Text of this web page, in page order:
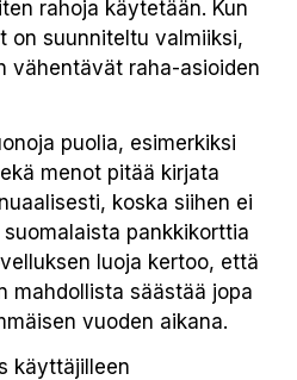
rahoja käytetään. Kun
on suunniteltu valmiiksi,
vähentävät raha-asioiden
puolia, esimerkiksi
menot pitää kirjata
koska siihen ei
pankkikorttia
luoja kertoo, että
mahdollista säästää jopa
vuoden aikana.
käyttäjilleen